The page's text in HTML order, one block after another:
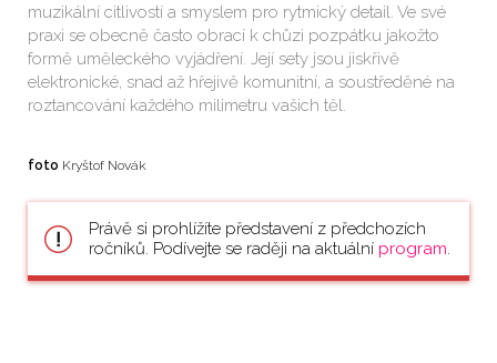
muzikální citlivostí a smyslem pro rytmický detail. Ve své
praxi se obecně často obrací k chůzi pozpátku jakožto
formě uměleckého vyjádření. Její sety jsou jiskřivě
elektronické, snad až hřejivě komunitní, a soustředěné na
roztancování každého milimetru vašich těl.
foto Kryštof Novák
Právě si prohlížíte představení z předchozích
ročníků. Podívejte se raději na aktuální program.